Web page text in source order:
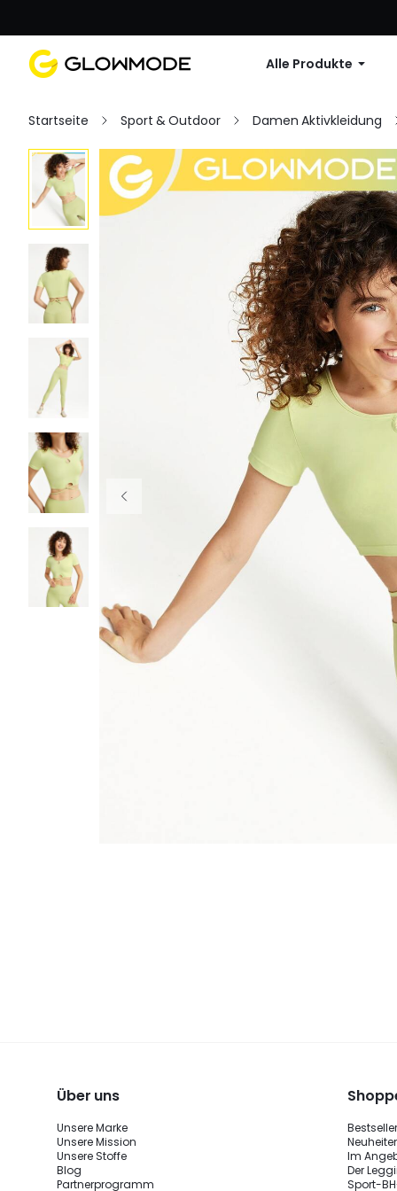
Alle Produkte
Startseite Sport & Outdoor Damen Aktivkleidung
Über uns
Unsere Marke
Unsere Mission
Unsere Stoffe
Blog
Partnerprogramm
Bestseller
Im
Der
Sport-